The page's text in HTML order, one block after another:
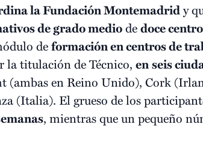
la Fundación Montemadridy
de grado mediodedoce
deformación en centros de
la titulación de Técnico, enseis
(ambas en Reino Unido), Cork
(Italia). El grueso de los
, mientras que un pequeño